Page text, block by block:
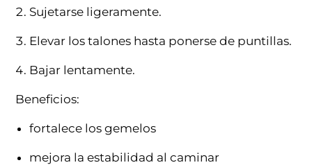
Sujetarse ligeramente.
Elevar los talones hasta ponerse de puntillas.
Bajar lentamente.
Beneficios:
fortalece los gemelos
mejora la estabilidad al caminar